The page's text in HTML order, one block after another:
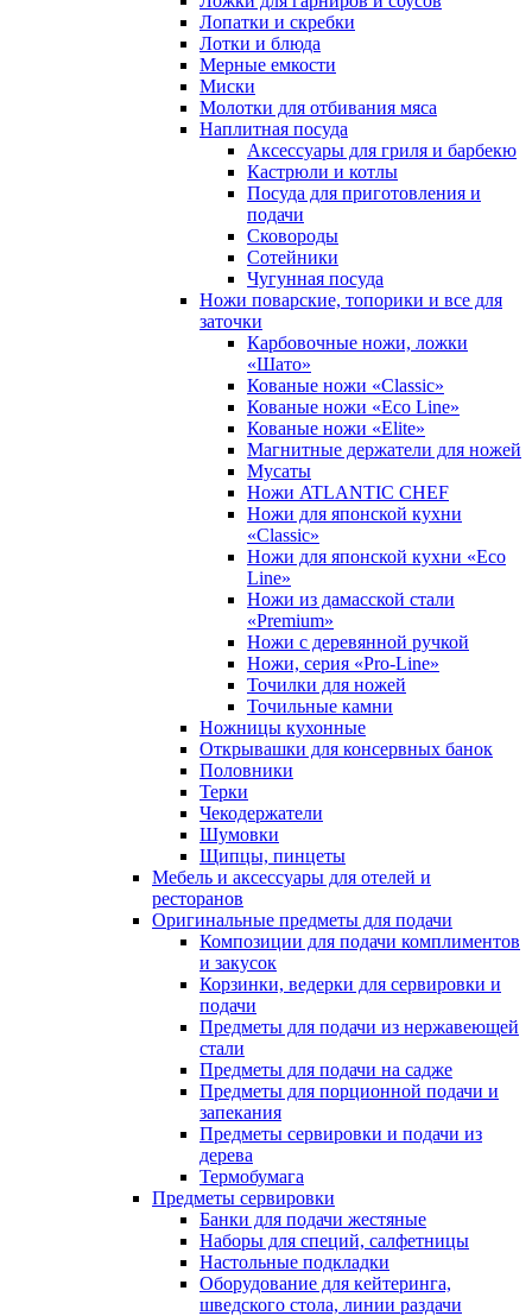
Лопатки и скребки
Лотки и блюда
Мерные емкости
Миски
Молотки для отбивания мяса
Наплитная посуда
Аксессуары для гриля и барбекю
Кастрюли и котлы
Посуда для приготовления и
подачи
Сковороды
Сотейники
Чугунная посуда
Ножи поварские, топорики и все для
заточки
Карбовочные ножи, ложки
«Шато»
Кованые ножи «Classic»
Кованые ножи «Eco Line»
Кованые ножи «Elite»
Магнитные держатели для ножей
Мусаты
Ножи ATLANTIC CHEF
Ножи для японской кухни
«Classic»
Ножи для японской кухни «Eco
Line»
Ножи из дамасской стали
«Premium»
Ножи с деревянной ручкой
Ножи, серия «Pro-Line»
Точилки для ножей
Точильные камни
Ножницы кухонные
Открывашки для консервных банок
Половники
Терки
Чекодержатели
Шумовки
Щипцы, пинцеты
Мебель и аксессуары для отелей и
ресторанов
Оригинальные предметы для подачи
Композиции для подачи комплиментов
и закусок
Корзинки, ведерки для сервировки и
подачи
Предметы для подачи из нержавеющей
стали
Предметы для подачи на садже
Предметы для порционной подачи и
запекания
Предметы сервировки и подачи из
дерева
Термобумага
Предметы сервировки
Банки для подачи жестяные
Наборы для специй, салфетницы
Настольные подкладки
Оборудование для кейтеринга,
шведского стола, линии раздачи